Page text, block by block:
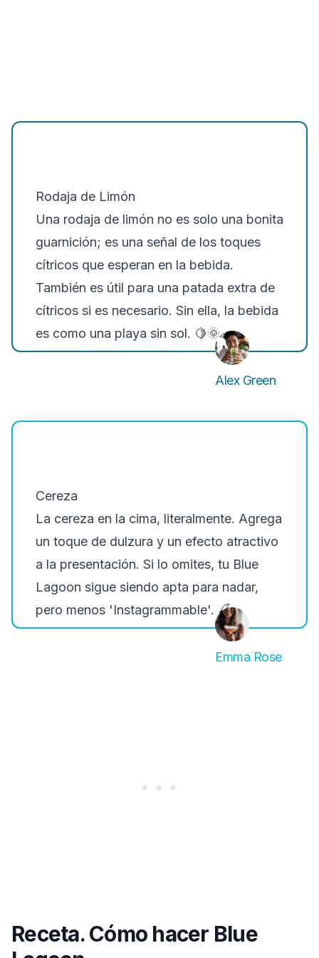
Rodaja de Limón
Una rodaja de limón no es solo una bonita
guarnición; es una señal de los toques
cítricos que esperan en la bebida.
También es útil para una patada extra de
cítricos si es necesario. Sin ella, la bebida
es como una playa sin sol. 🍋🌞
Alex Green
Cereza
La cereza en la cima, literalmente. Agrega
un toque de dulzura y un efecto atractivo
a la presentación. Si lo omites, tu Blue
Lagoon sigue siendo apta para nadar,
pero menos 'Instagrammable'. 🍒
Emma Rose
Receta. Cómo hacer Blue